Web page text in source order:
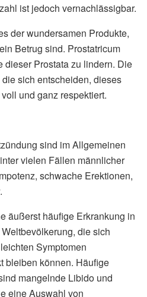
ist jedoch vernachlässigbar.
der wundersamen Produkte,
Betrug sind. Prostatricum
dieser Prostata zu lindern. Die
sich entscheiden, dieses
und ganz respektiert.
sind im Allgemeinen
vielen Fällen männlicher
schwache Erektionen,
äußerst häufige Erkrankung in
die sich
Symptomen
bleiben können. Häufige
mangelnde Libido und
eine Auswahl von